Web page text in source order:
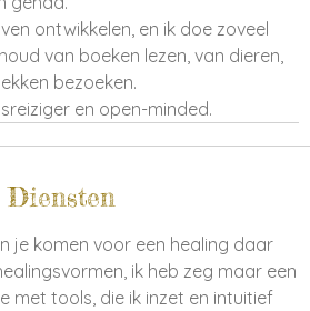
ontwikkelen, en ik doe zoveel
van boeken lezen, van dieren,
bezoeken.
en open-minded.
Diensten
je komen voor een healing daar
ik heb zeg maar een
met tools, die ik inzet en intuitief